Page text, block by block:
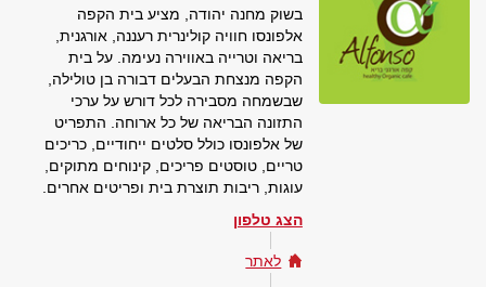
בשוק מחנה יהודה, מציע בית הקפה
אלפונסו חוויה קולינרית רעננה, אורגנית,
בריאה וטרייה באווירה נעימה. על בית
הקפה מנצחת הבעלים דבורה בן טולילה,
שבשמחה מסבירה לכל דורש על ערכי
התזונה הבריאה של כל ארוחה. התפריט
של אלפונסו כולל סלטים ייחודיים, כריכים
טריים, טוסטים פריכים, קינוחים מתוקים,
עוגות, ריבות תוצרת בית ופריטים אחרים.
הצג טלפון
לאתר